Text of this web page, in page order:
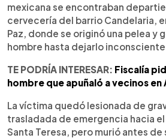
mexicana se encontraban
cervecería del barrio Candelaria,
Paz, donde se originó una pelea y
hombre hasta dejarlo inconsciente.
TE PODRÍA INTERESAR: Fiscalía
hombre que apuñaló a vecinos en
La víctima quedó lesionada de
trasladada de emergencia hacia
Santa Teresa, pero murió antes de